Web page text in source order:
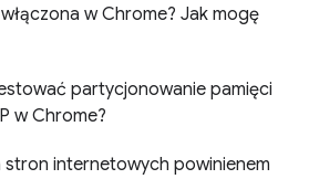
w Chrome? Jak mogę
partycjonowanie pamięci
w Chrome?
internetowych powinienem